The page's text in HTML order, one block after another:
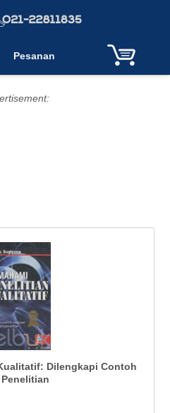
Pesanan
Dilengkapi Contoh